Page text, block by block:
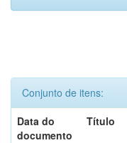
Conjunto de itens:
Data do
documento
Título